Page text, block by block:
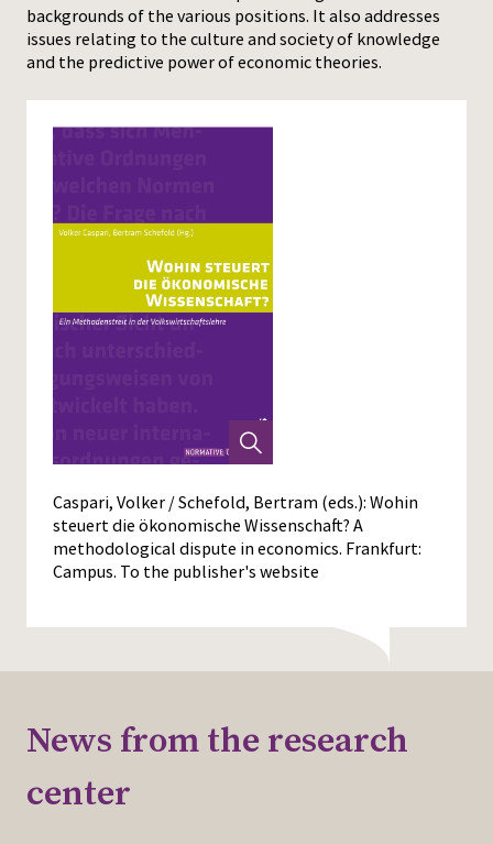
backgrounds of the various positions. It also addresses
issues relating to the culture and society of knowledge
and the predictive power of economic theories.
Caspari, Volker / Schefold, Bertram (eds.): Wohin
steuert die ökonomische Wissenschaft? A
methodological dispute in economics. Frankfurt:
Campus. To the publisher's website
News from the research
center